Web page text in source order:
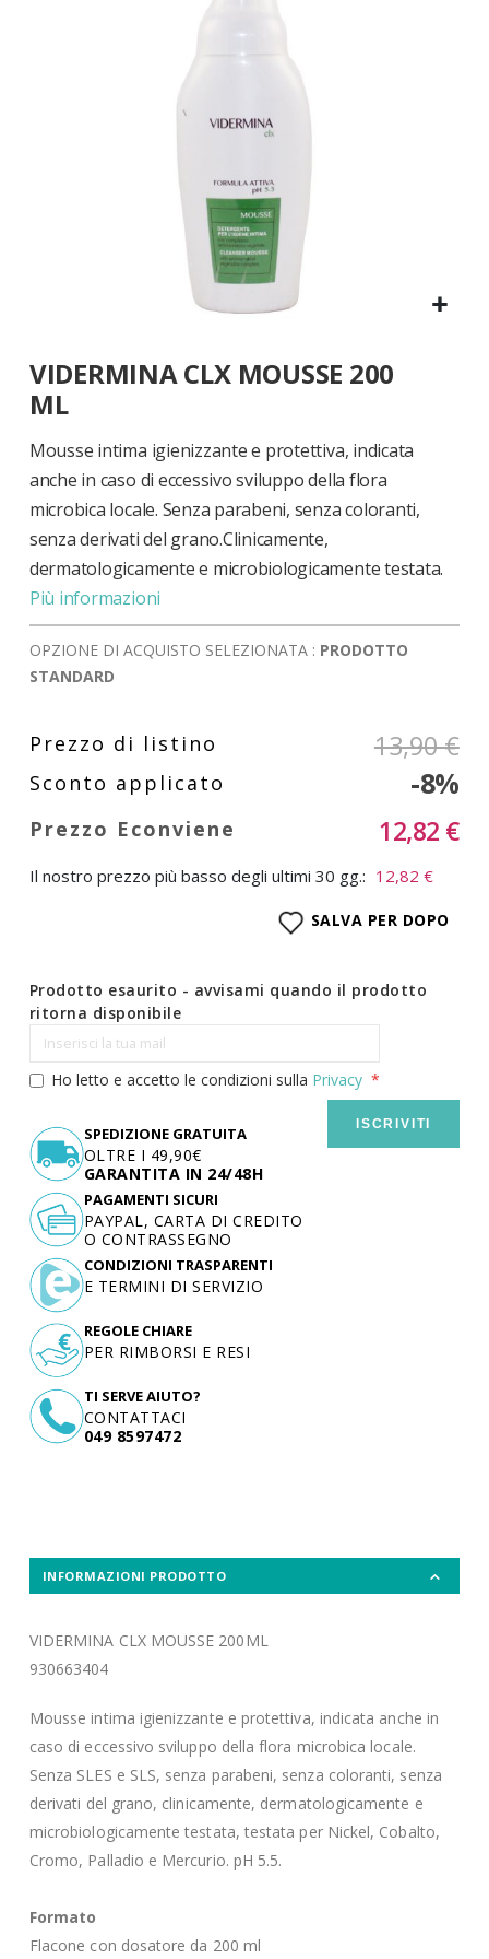
all'inizio
della
galleria
di
immagini
VIDERMINA CLX MOUSSE 200
ML
Mousse intima igienizzante e protettiva, indicata
anche in caso di eccessivo sviluppo della flora
microbica locale. Senza parabeni, senza coloranti,
senza derivati del grano.Clinicamente,
dermatologicamente e microbiologicamente testata.
Più informazioni
OPZIONE DI ACQUISTO SELEZIONATA : PRODOTTO
STANDARD
13,90 €
-8%
12,82 €
Il nostro prezzo più basso degli ultimi 30 gg.: 12,82 €
SALVA PER DOPO
Prodotto esaurito - avvisami quando il prodotto
ritorna disponibile
Ho letto e accetto le condizioni sulla Privacy
ISCRIVITI
SPEDIZIONE GRATUITA
OLTRE I 49,90€
GARANTITA IN 24/48H
TI SERVE AIUTO?
CONTATTACI
049 8597472
PAGAMENTI SICURI
PAYPAL, CARTA DI CREDITO
O CONTRASSEGNO
CONDIZIONI TRASPARENTI
E TERMINI DI SERVIZIO
REGOLE CHIARE
PER RIMBORSI E RESI
INFORMAZIONI PRODOTTO
VIDERMINA CLX MOUSSE 200ML
930663404
Mousse intima igienizzante e protettiva, indicata anche in
caso di eccessivo sviluppo della flora microbica locale.
Senza SLES e SLS, senza parabeni, senza coloranti, senza
derivati del grano, clinicamente, dermatologicamente e
microbiologicamente testata, testata per Nickel, Cobalto,
Cromo, Palladio e Mercurio. pH 5.5.
Formato
Flacone con dosatore da 200 ml